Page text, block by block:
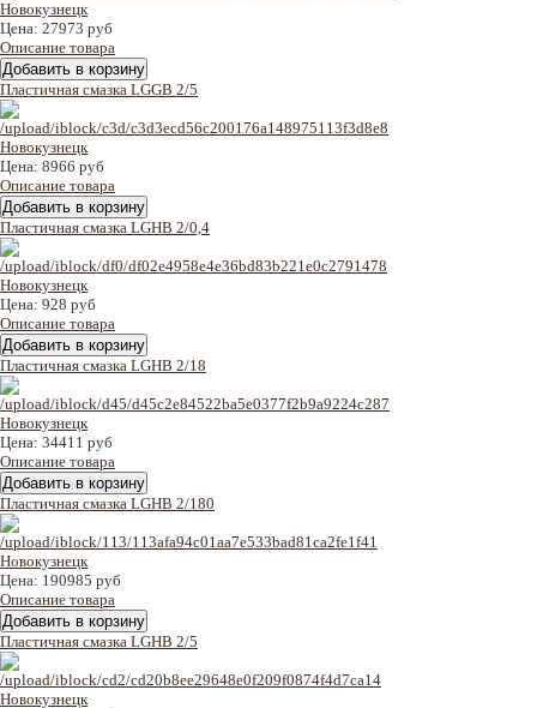
Цена: 27973 руб
Описание товара
Пластичная смазка LGGB 2/5
Цена: 8966 руб
Описание товара
Пластичная смазка LGHB 2/0,4
Цена: 928 руб
Описание товара
Пластичная смазка LGHB 2/18
Цена: 34411 руб
Описание товара
Пластичная смазка LGHB 2/180
Цена: 190985 руб
Описание товара
Пластичная смазка LGHB 2/5